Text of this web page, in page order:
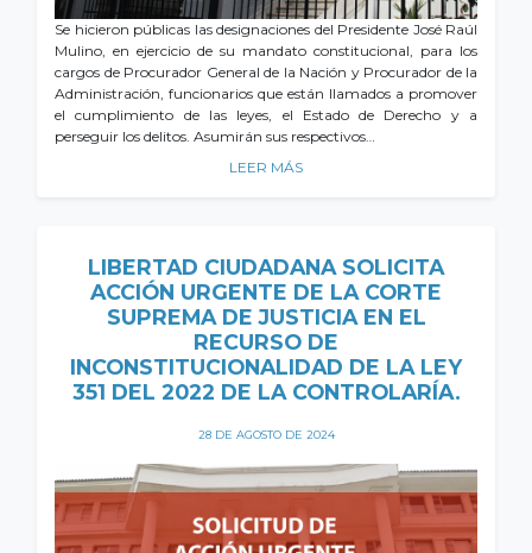
Se hicieron públicas las designaciones del Presidente José Raúl
Mulino, en ejercicio de su mandato constitucional, para los
cargos de Procurador General de la Nación y Procurador de la
Administración, funcionarios que están llamados a promover
el cumplimiento de las leyes, el Estado de Derecho y a
perseguir los delitos. Asumirán sus respectivos…
LEER MÁS
LIBERTAD CIUDADANA SOLICITA
ACCIÓN URGENTE DE LA CORTE
SUPREMA DE JUSTICIA EN EL
RECURSO DE
INCONSTITUCIONALIDAD DE LA LEY
351 DEL 2022 DE LA CONTROLARÍA.
28 DE AGOSTO DE 2024